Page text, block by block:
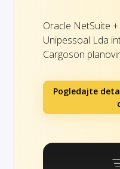
Oracle NetSuite
Unipessoal Lda
Cargoson
Pogledajte